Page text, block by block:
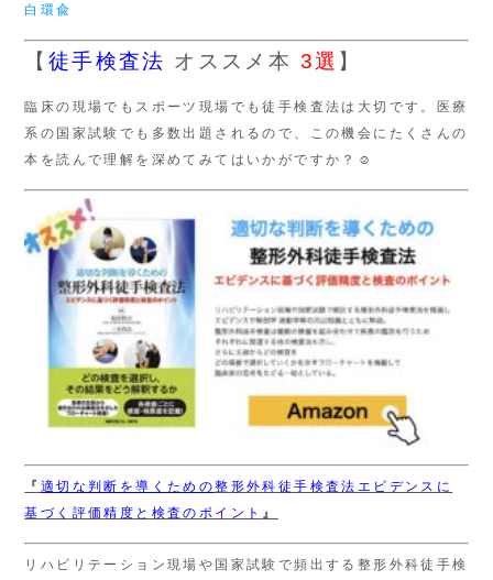
白環兪
【 徒手検査法 オススメ本 3選 】
臨床の現場でもスポーツ現場でも徒手検査法は大切です。医療
系の国家試験でも多数出題されるので、この機会にたくさんの
本を読んで理解を深めてみてはいかがですか？☺
『 適切な判断を導くための整形外科徒手検査法エビデンスに
基づく評価精度と検査のポイント 』
リハビリテーション現場や国家試験で頻出する整形外科徒手検